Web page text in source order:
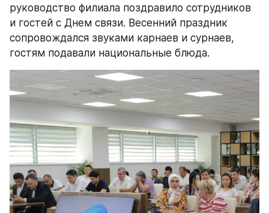
руководство филиала поздравило сотрудников
и гостей с Днем связи. Весенний праздник
сопровождался звуками карнаев и сурнаев,
гостям подавали национальные блюда.